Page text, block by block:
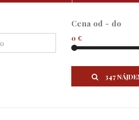
Cena od - do
0 €
347